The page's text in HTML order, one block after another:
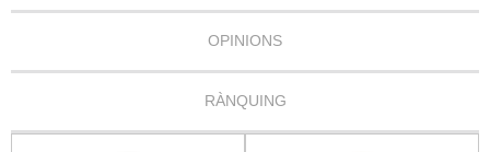
OPINIONS
RÀNQUING